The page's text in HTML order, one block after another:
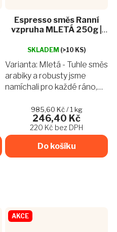
Espresso směs Ranní
vzpruha MLETÁ 250g |
SKLADEM (>10 KS)
220 Kč bez DPH
246,40 Kč
Měrná
cena:
985,60 Kč / 1 kg
Do košíku
Varianta: Mletá - Tuhle směs
arabiky a robusty jsme
namíchali pro každé ráno,
Postaví vás na nohy a svou
chutí hořké čokolády a
lískového oříšku...
AKCE